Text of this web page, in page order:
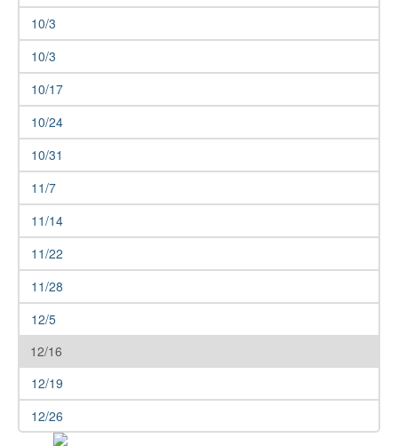
10/3
10/3
10/17
10/24
10/31
11/7
11/14
11/22
11/28
12/5
12/16
12/19
12/26